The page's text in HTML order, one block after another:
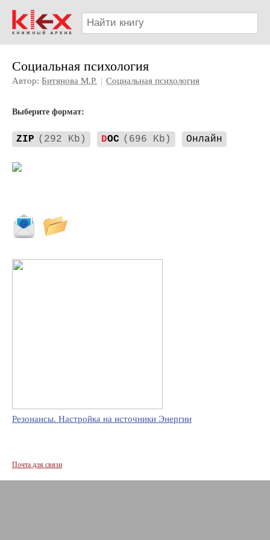
Социальная психология
Автор: Битянова М.Р. | Социальная психология
Выберите формат:
ZIP (292 Kb) DOC (696 Kb) Онлайн
Резонансы. Настройка на источники Энергии
Почта для связи